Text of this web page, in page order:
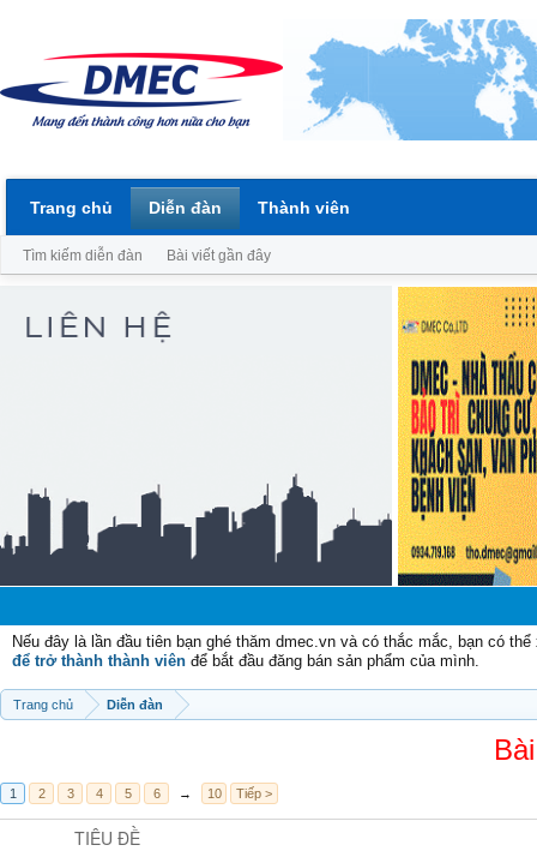
Nếu đây là lần đầu tiên bạn ghé thăm dmec.vn và có thắc mắc, bạn có
để trở thành thành viên để bắt đầu đăng bán sản phẩm của mình.
Trang chủ Diễn đàn
1 2 3 4 5 6 → 10 Tiếp >
TIÊU ĐỀ
Trang chủ Diễn đàn
Tìm kiếm diễn đàn Bài viết gần đây
Thành viên